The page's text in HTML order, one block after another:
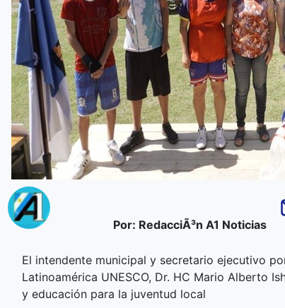
Por: RedacciÃ³n A1 Noticias
El intendente municipal y secretario ejecutivo
Latinoamérica UNESCO, Dr. HC Mario Alberto
y educación para la juventud local